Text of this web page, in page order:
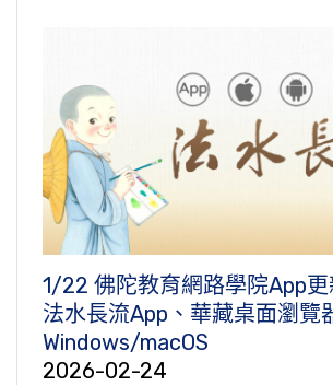
1/22 佛陀教育網路學院App更
法水長流App、華藏桌面瀏覽
Windows/macOS
2026-02-24